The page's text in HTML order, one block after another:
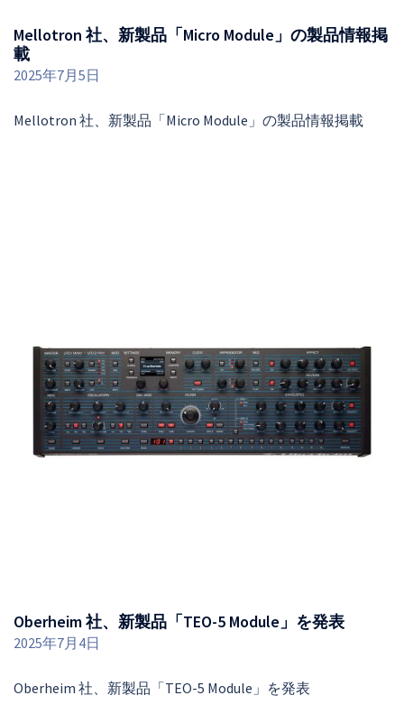
Mellotron 社、新製品「Micro Module」の製品情報掲
載
2025年7月5日
Mellotron 社、新製品「Micro Module」の製品情報掲載
Oberheim 社、新製品「TEO-5 Module」を発表
2025年7月4日
Oberheim 社、新製品「TEO-5 Module」を発表